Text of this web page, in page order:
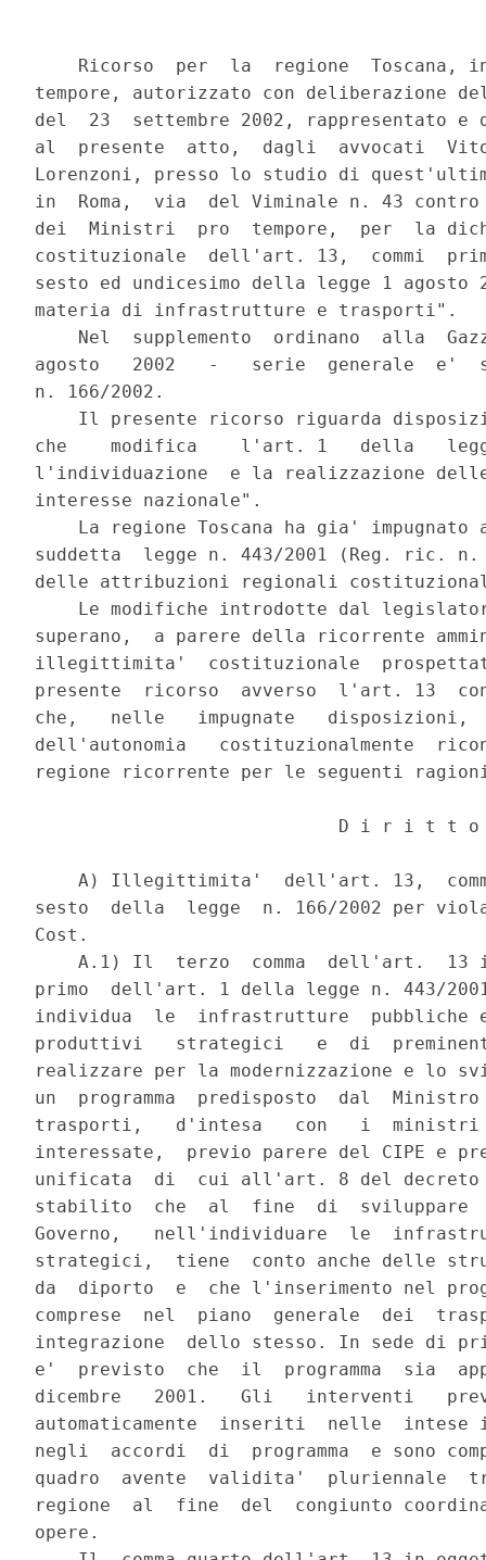
Ricorso  per  la  regione  Toscana, in persona del Presidente pro
tempore, autorizzato con deliberazione della Giunta regionale n. 1019
del  23  settembre 2002, rappresentato e difeso, per mandato in calce
al  presente  atto,  dagli  avvocati  Vito Vacchi, Lucia Bora e Fabio
Lorenzoni, presso lo studio di quest'ultimo elettivamente domiciliato
in  Roma,  via  del Viminale n. 43 contro il Presidente del Consiglio
dei  Ministri  pro  tempore,  per  la dichiarazione di illegittimita'
costituzionale  dell'art. 13,  commi  primo,  terzo,  quarto, quinto,
sesto ed undicesimo della legge 1 agosto 2002 n. 166 "Disposizioni in
materia di infrastrutture e trasporti".
    Nel  supplemento  ordinano  alla  Gazzetta ufficiale n. 181 del 3
agosto   2002   -   serie  generale  e'  stata  pubblicata  la  legge
n. 166/2002.
    Il presente ricorso riguarda disposizioni contenute nell'art. 13,
che    modifica    l'art. 1   della   leggen. 443/2001,   concernente
l'individuazione  e la realizzazione delle c.d. "opere strategiche di
interesse nazionale".
    La regione Toscana ha gia' impugnato alla Corte costituzionale la
suddetta  legge n. 443/2001 (Reg. ric. n. 11/2002), per la violazione
delle attribuzioni regionali costituzionalmente garantite.
    Le modifiche introdotte dal legislatore con il citato art. 13 non
superano,  a parere della ricorrente amministrazione, le eccezioni di
illegittimita'  costituzionale  prospettate; di qui la necessita' del
presente  ricorso  avverso  l'art. 13  contro della legge n. 166/2002
che,   nelle   impugnate   disposizioni,   e'  illegittimo  e  lesivo
dell'autonomia   costituzionalmente  riconosciuta  e  garantita  alla
regione ricorrente per le seguenti ragioni di

                            D i r i t t o

    A) Illegittimita'  dell'art. 13,  commi  terzo,  quarto, quinto e
sesto  della  legge  n. 166/2002 per violazione degli artt. 117 e 118
Cost.
    A.1) Il  terzo  comma  dell'art.  13 in oggetto modifica il comma
primo  dell'art. 1 della legge n. 443/2001, prevedendo che il Governo
individua  le  infrastrutture  pubbliche e private e gli insediamenti
produttivi   strategici   e  di  preminente  interesse  nazionale  da
realizzare per la modernizzazione e lo sviluppo del Paese, a mezzo di
un  programma  predisposto  dal  Ministro  delle infrastrutture e dei
trasporti,   d'intesa   con   i  ministri  competenti  e  le  Regioni
interessate,  previo parere del CIPE e previa intesa della Conferenza
unificata  di  cui all'art. 8 del decreto legislativo n. 281/1997. E'
stabilito  che  al  fine  di  sviluppare  la portualita' turistica il
Governo,   nell'individuare  le  infrastrutture  e  gli  insediamenti
strategici,  tiene  conto anche delle strutture dedicate alla nautica
da  diporto  e  che l'inserimento nel programma di infrastrutture non
comprese  nel  piano  generale  dei  trasporti costituisce automatica
integrazione  dello stesso. In sede di prima applicazione della legge
e'  previsto  che  il  programma  sia  approvato dal CIPE entro il 31
dicembre   2001.   Gli   interventi   previsti   nel  programma  sono
automaticamente  inseriti  nelle  intese istituzionali di programma e
negli  accordi  di  programma  e sono compresi in una intesa generale
quadro  avente  validita'  pluriennale  tra il Governo e ogni singola
regione  al  fine  del  congiunto coordinamento e realizzazione delle
opere.
    Il  comma quarto dell'art. 13 in oggetto inserisce il comma 1-bis
all'art. 1  della  legge  n. 443/2001,  stabilendo le indicazioni che
devono  essere  contenute  nel  programma  che individua le opere cd.
strategiche,  il  quale  e'  inserito nel documento di programmazione
economico-finanziaria.
    Il  quinto  comma  sostituisce  la  lettera  c) del secondo comma
dell'art.  1  della  legge n. 443/2001, prevedendo - come principio e
criterio  direttivo  per  il decreto legislativo governativo - che il
CIPE,  integrato  dai  presidenti  delle  Regioni  e  delle  province
autonome  interessate,  ha  il  compito  di  valutare le proposte dei
promotori  delle  opere,  di  approvare  il  progetto  preliminare  e
definitivo,  di  vigilare  sull'esecuzione  dei  progetti  approvati,
adottando  i  provvedimenti  concessori  ed  autorizzatori necessari,
comprensivi  della  localizzazione  dell'opera e, ove prevista, della
valutazione  di impatto ambientale istruita dal competente Ministero.
A  tal fine il Ministero delle infrastrutture e dei trasporti cura le
istruttorie,  formula  le  proposte e assicura il supporto necessario
per l'attivita' del CIPE.
    Il  sesto  comma, nell'introdurre il comma 3-bis all'art. 1 della
legge  n. 443/2001,  dispone  che  -  in  alternativa  alle procedure
previste  dal  secondo  comma  -  il  decreto legislativo governativo
potra'  stabilire  che  l'approvazione  dei  progetti  preliminari  e
definitivi  delle  opere  strategiche  sia  disposta  con decreto del
Presidente  del Consiglio dei ministri, previa deliberazione del CIPE
integrato   dai   presidenti   delle   Regioni  e  province  autonome
interessate,  sentita  la  Conferenza unificata e previo parere delle
competenti   Commissioni   parlamentari:  tale  decreto  dichiara  la
compatibilita'    ambientale    dell'intervento    e    la   relativa
localizzazione  urbanistica, nonche' la pubblica utilita' dell'opera;
lo  stesso  decreto sostituisce ogni altro permesso, autorizzazione o
approvazione comunque denominati e consente la realizzazione di tutte
le opere ed attivita' previste nel progetto approvato.
    Come  si  ricava  dalla  sintetica  descrizione  della  normativa
contenuta  nelle  disposizioni  impugnate,  la disciplina dettata dal
legislatore   statale   riguarda   le  modalita'  di  individuazione,
programmazione   e   realizzazione   di   opere,   infrastrutture  ed
insediamenti produttivi definiti strategici e di preminente interesse
nazionale.